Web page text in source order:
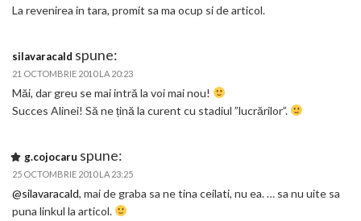
La revenirea in tara, promit sa ma ocup si de articol.
silavaracald spune:
21 OCTOMBRIE 2010 LA 20:23
Măi, dar greu se mai intră la voi mai nou!
Succes Alinei! Să ne țină la curent cu stadiul ”lucrărilor”.
g.cojocaru spune:
25 OCTOMBRIE 2010 LA 23:25
@silavaracald, mai de graba sa ne tina ceilati, nu ea. … sa nu uite sa
puna linkul la articol.